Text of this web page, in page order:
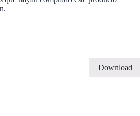
Download